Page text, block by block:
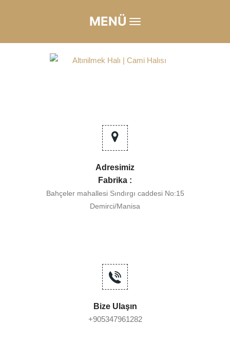
MENÜ
Adresimiz
Fabrika :
Bahçeler mahallesi Sındırgı caddesi No:15
Demirci/Manisa
Bize Ulaşın
+905347961282